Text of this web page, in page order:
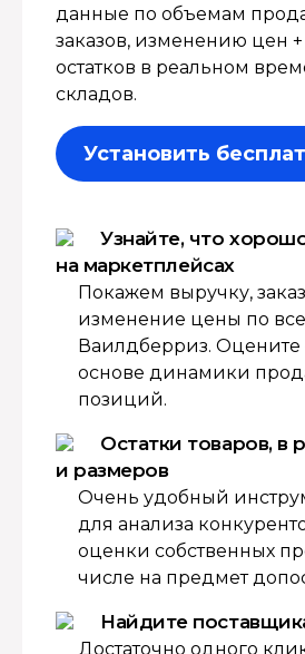
данные по объемам
заказов, изменению цен
остатков в реальном
складов.
Установить
Узнайте, что
на маркетплейсах
Покажем выручку,
изменение цены по
Ваилдберриз.
основе динамики
позиций.
Остатки товаров, в
и размеров
Очень удобный
для анализа
оценки собственных
числе на предмет
Найдите
Достаточно одного